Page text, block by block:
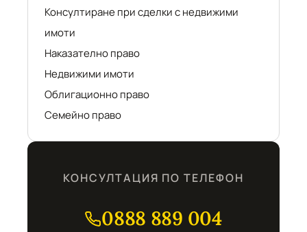
Консултиране при сделки с недвижими
имоти
Наказателно право
Недвижими имоти
Облигационно право
Семейно право
КОНСУЛТАЦИЯ ПО ТЕЛЕФОН
0888 889 004